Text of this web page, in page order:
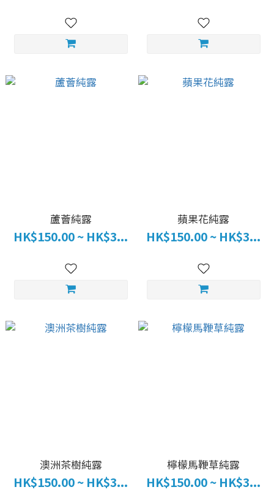
蘆薈純露
HK$150.00 ~ HK$3...
蘋果花純露
HK$150.00 ~ HK$3...
澳洲茶樹純露
HK$150.00 ~ HK$3...
檸檬馬鞭草純露
HK$150.00 ~ HK$3...